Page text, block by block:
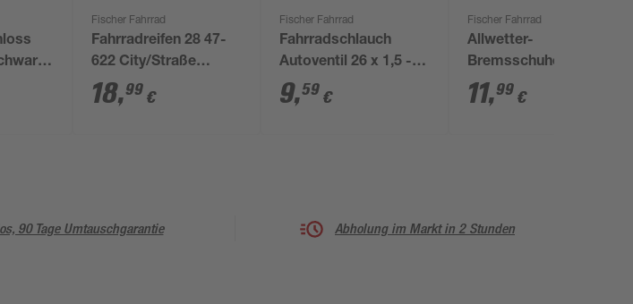
Fischer Fahrrad
Fahrradreifen 28 47-
622 City/Straße
schwarz
18,99 €
Fischer Fahrrad
Fahrradschlauch
Autoventil 26 x 1,5 -
2,125
9,59 €
Fischer Fahrrad
Allwetter-
Bremsschuhe 2 Stück
11,99 €
90 Tage Umtauschgarantie Abholung im Markt in 2 Stunden